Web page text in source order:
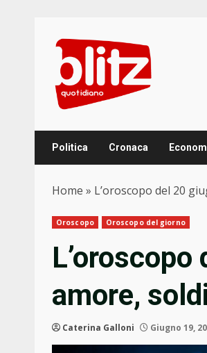
content
Politica Cronaca
Home » L’oroscopo del 20
Oroscopo Oroscopo del giorno
amore,
Caterina Galloni Giugno 19,